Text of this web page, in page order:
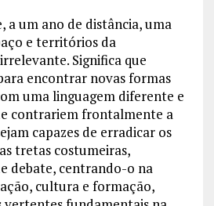
a um ano de distância, uma
e territórios da
Significa que
encontrar novas formas
uma linguagem diferente e
contrariem frontalmente a
capazes de erradicar os
tretas costumeiras,
debate, centrando-o na
cultura e formação,